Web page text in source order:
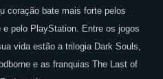
coração bate mais forte pelos
pelo PlayStation. Entre os jogos
vida estão a trilogia Dark Souls,
e as franquias The Last of